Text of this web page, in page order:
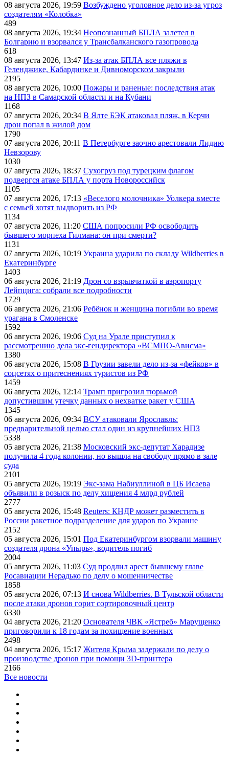
08 августа 2026, 19:59 Возбуждено уголовное дело из-за угроз
создателям «Колобка»
489
08 августа 2026, 19:34 Неопознанный БПЛА залетел в
Болгарию и взорвался у Трансбалканского газопровода
618
08 августа 2026, 13:47 Из-за атак БПЛА все пляжи в
Геленджике, Кабардинке и Дивноморском закрыли
2195
08 августа 2026, 10:00 Пожары и раненые: последствия атак
на НПЗ в Самарской области и на Кубани
1168
07 августа 2026, 20:34 В Ялте БЭК атаковал пляж, в Керчи
дрон попал в жилой дом
1790
07 августа 2026, 20:11 В Петербурге заочно арестовали Лидию
Невзорову
1030
07 августа 2026, 18:37 Сухогруз под турецким флагом
подвергся атаке БПЛА у порта Новороссийск
1105
07 августа 2026, 17:13 «Веселого молочника» Уолкера вместе
с семьей хотят выдворить из РФ
1134
07 августа 2026, 11:20 США попросили РФ освободить
бывшего морпеха Гилмана: он при смерти?
1131
07 августа 2026, 10:19 Украина ударила по складу Wildberries в
Екатеринбурге
1403
06 августа 2026, 21:19 Дрон со взрывчаткой в аэропорту
Лейпцига: собрали все подробности
1729
06 августа 2026, 21:06 Ребёнок и женщина погибли во время
урагана в Смоленске
1592
06 августа 2026, 19:06 Суд на Урале приступил к
рассмотрению дела экс-гендиректора «ВСМПО-Ависма»
1380
06 августа 2026, 15:08 В Грузии завели дело из-за «фейков» в
соцсетях о притеснениях туристов из РФ
1459
06 августа 2026, 12:14 Трамп пригрозил тюрьмой
допустившим утечку данных о нехватке ракет у США
1345
06 августа 2026, 09:34 ВСУ атаковали Ярославль:
предварительной целью стал один из крупнейших НПЗ
5338
05 августа 2026, 21:38 Московский экс-депутат Харадизе
получила 4 года колонии, но вышла на свободу прямо в зале
суда
2101
05 августа 2026, 19:19 Экс-зама Набиуллиной в ЦБ Исаева
объявили в розыск по делу хищения 4 млрд рублей
2777
05 августа 2026, 15:48 Reuters: КНДР может разместить в
России ракетное подразделение для ударов по Украине
2152
05 августа 2026, 15:01 Под Екатеринбургом взорвали машину
создателя дрона «Упырь», водитель погиб
2004
05 августа 2026, 11:03 Суд продлил арест бывшему главе
Росавиации Нерадько по делу о мошенничестве
1858
05 августа 2026, 07:13 И снова Wildberries. В Тульской области
после атаки дронов горит сортировочный центр
6330
04 августа 2026, 21:20 Основателя ЧВК «Ястреб» Марущенко
приговорили к 18 годам за похищение военных
2498
04 августа 2026, 15:17 Жителя Крыма задержали по делу о
производстве дронов при помощи 3D‑принтера
2166
Все новости